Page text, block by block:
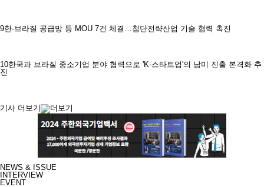
9한-브라질 공급망 등 MOU 7건 체결…첨단전략산업 기술 협력 촉진
10한국과 브라질 중소기업 분야 협력으로 'K-스타트업'의 남미 진출 본격화 추
진
기사 더보기
NEWS & ISSUE
INTERVIEW
EVENT